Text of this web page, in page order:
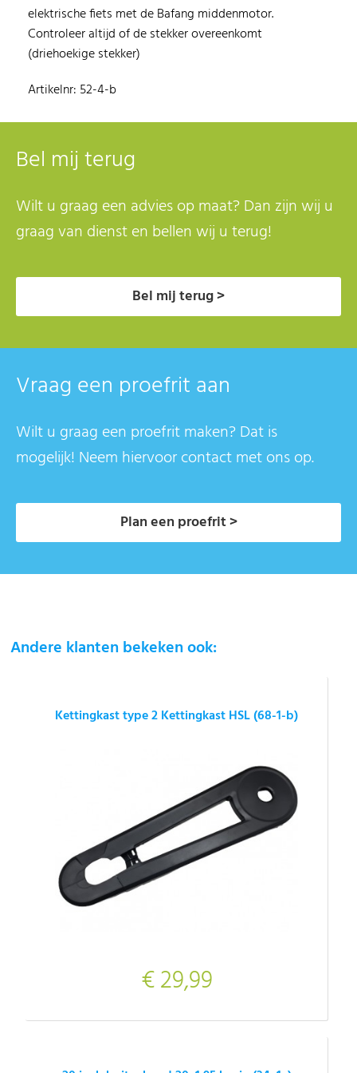
elektrische fiets met de Bafang middenmotor.
Controleer altijd of de stekker overeenkomt
(driehoekige stekker)
Artikelnr: 52-4-b
Bel mij terug
Wilt u graag een advies op maat? Dan zijn wij u
graag van dienst en bellen wij u terug!
Bel mij terug >
Vraag een proefrit aan
Wilt u graag een proefrit maken? Dat is
mogelijk! Neem hiervoor contact met ons op.
Plan een proefrit >
Andere klanten bekeken ook:
Kettingkast type 2 Kettingkast HSL (68-1-b)
€ 29,99